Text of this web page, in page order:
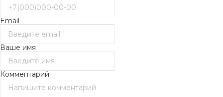
Email
Ваше имя
Комментарий